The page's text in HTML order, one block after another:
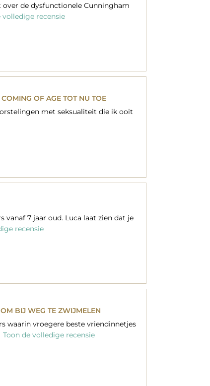
de dysfunctionele Cunningham
volledige recensie
OF AGE TOT NU TOE
met seksualiteit die ik ooit
vanaf 7 jaar oud. Luca laat zien dat je
recensie
BIJ WEG TE ZWIJMELEN
waarin vroegere beste vriendinnetjes
Toon de volledige recensie